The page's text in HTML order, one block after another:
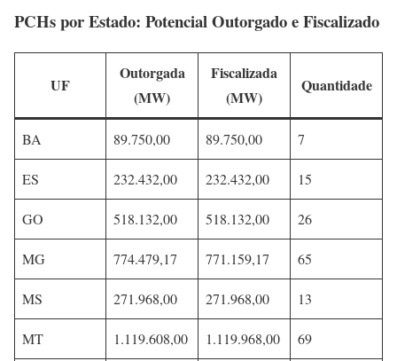
PCHs por Estado: Potencial Outorgado e Fiscalizado
UF
Outorgada
(MW)
Fiscalizada
(MW)
Quantidade
BA 89.750,00 89.750,00 7
ES 232.432,00 232.432,00 15
GO 518.132,00 518.132,00 26
MG 774.479,17 771.159,17 65
MS 271.968,00 271.968,00 13
MT 1.119.608,00 1.119.968,00 69